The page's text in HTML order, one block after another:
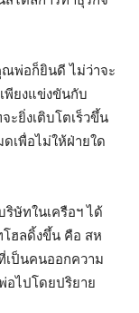
ณพ่อก็ยินดี ไม่ว่าจะ
พียงแข่งขันกับ
ยิ่งเติบโตเร็วขึ้น
เพื่อไม่ให้ฝ่ายใด
ษัทในเครือฯ ได้
ฮลดิ้งขึ้น คือ สห
เป็นคนออกความ
อไปโดยปริยาย